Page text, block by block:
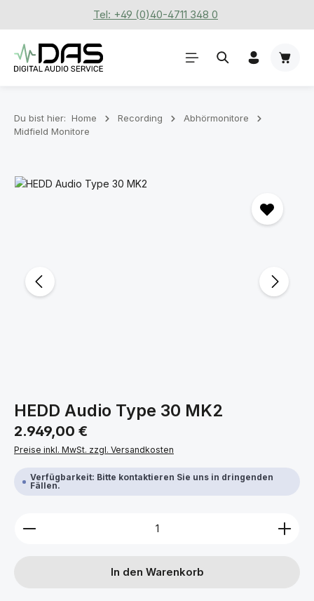
Zum Hauptinhalt springenTel: +49 (0)40-4711 348 0
Du bist hier: Home Recording
Abhörmonitore
Midfield Monitore
Bildergalerie überspringen
HEDD Audio Type 30 MK2
Regulärer Preis:
2.949,00 €
Preise inkl. MwSt. zzgl. Versandkosten
Verfügbarkeit: Bitte kontaktieren Sie uns in dringenden
Fällen.
Produkt Anzahl: Gib den gewünschten Wert ein
In den Warenkorb